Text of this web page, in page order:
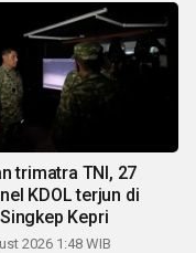
trimatra TNI, 27
KDOL terjun di
Kepri
2026 1:48 WIB